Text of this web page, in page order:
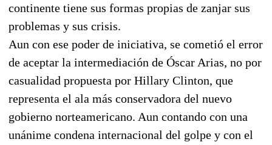
continente tiene sus formas propias de zanjar sus
problemas y sus crisis.
Aun con ese poder de iniciativa, se cometió el error
de aceptar la intermediación de Óscar Arias, no por
casualidad propuesta por Hillary Clinton, que
representa el ala más conservadora del nuevo
gobierno norteamericano. Aun contando con una
unánime condena internacional del golpe y con el